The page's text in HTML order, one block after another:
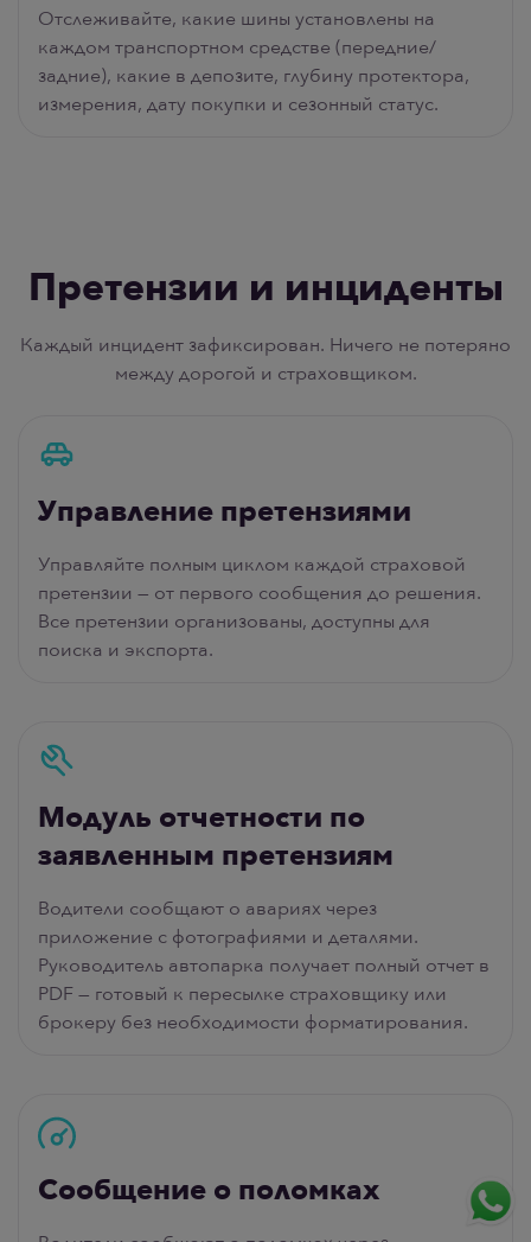
Отслеживайте, какие шины установлены на
каждом транспортном средстве (передние/
задние), какие в депозите, глубину протектора,
измерения, дату покупки и сезонный статус.
Претензии и инциденты
Каждый инцидент зафиксирован. Ничего не потеряно
между дорогой и страховщиком.
Управление претензиями
Управляйте полным циклом каждой страховой
претензии — от первого сообщения до решения.
Все претензии организованы, доступны для
поиска и экспорта.
Модуль отчетности по
заявленным претензиям
Водители сообщают о авариях через
приложение с фотографиями и деталями.
Руководитель автопарка получает полный отчет в
PDF — готовый к пересылке страховщику или
брокеру без необходимости форматирования.
Сообщение о поломках